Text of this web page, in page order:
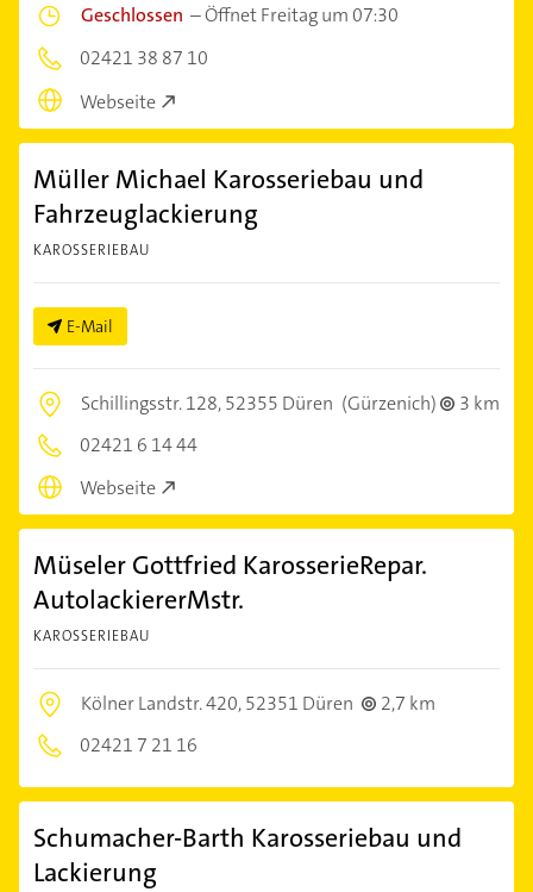
Geschlossen –Öffnet Freitag um 07:30
02421 38 87 10
Webseite
Müller Michael Karosseriebau und
Fahrzeuglackierung
KAROSSERIEBAU
E-Mail
Schillingsstr. 128,52355 Düren (Gürzenich)
3 km
02421 6 14 44
Webseite
Müseler Gottfried KarosserieRepar.
AutolackiererMstr.
KAROSSERIEBAU
Kölner Landstr. 420,52351 Düren
2,7 km
02421 7 21 16
Schumacher-Barth Karosseriebau und
Lackierung